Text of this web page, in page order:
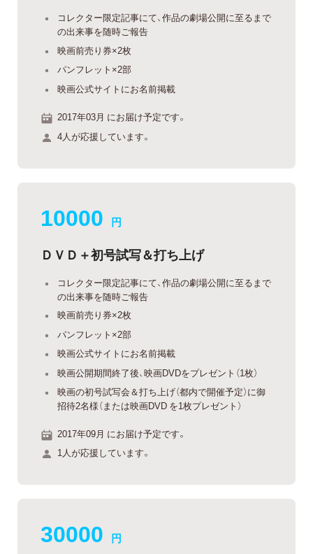
コレクター限定記事にて、作品の劇場公開に至るまで
の出来事を随時ご報告
映画前売り券×2枚
パンフレット×2部
映画公式サイトにお名前掲載
2017年03月 にお届け予定です。
4人が応援しています。
10000 円
ＤＶＤ＋初号試写＆打ち上げ
コレクター限定記事にて、作品の劇場公開に至るまで
の出来事を随時ご報告
映画前売り券×2枚
パンフレット×2部
映画公式サイトにお名前掲載
映画公開期間終了後、映画DVDをプレゼント（1枚）
映画の初号試写会＆打ち上げ（都内で開催予定）に御
招待2名様（または映画DVD を1枚プレゼント）
2017年09月 にお届け予定です。
1人が応援しています。
30000 円